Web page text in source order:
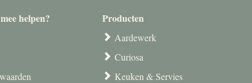
helpen? Producten
Aardewerk
Curiosa
Keuken & Servies